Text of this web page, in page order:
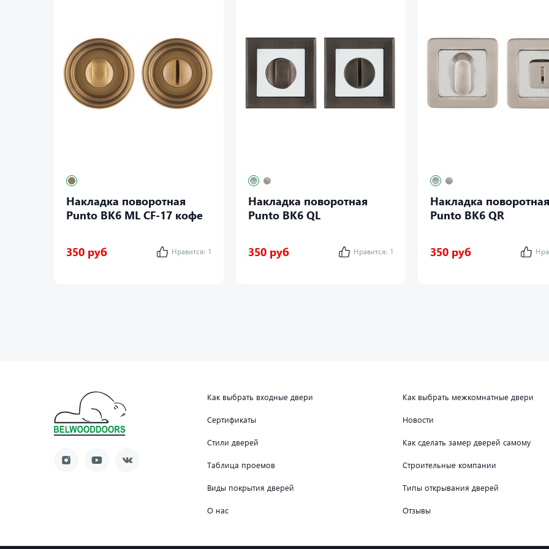
Накладка поворотная
Punto BK6 ML CF-17 кофе
350 руб Нравится: 1
Накладка поворотная
Punto BK6 QL
350 руб Нравится: 1
Накладка поворотная
Punto BK6 QR
350 руб
Как выбрать входные двери Как выбрать межкомнатные двери
Сертификаты Новости
Стили дверей Как сделать замер дверей самому
Таблица проемов Строительные компании
Виды покрытия дверей Типы открывания дверей
О нас Отзывы